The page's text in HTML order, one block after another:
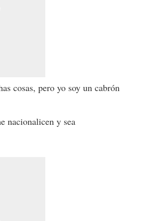
cosas, pero yo soy un cabrón
nacionalicen y sea